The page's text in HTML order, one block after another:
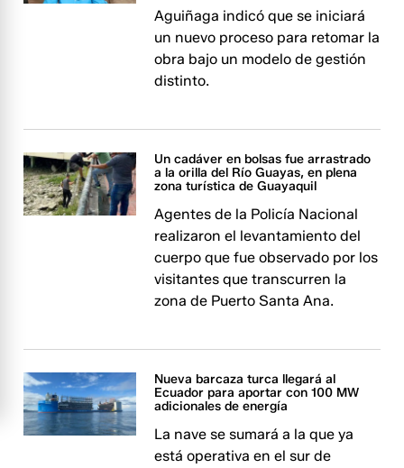
Aguiñaga indicó que se iniciará
un nuevo proceso para retomar la
obra bajo un modelo de gestión
distinto.
Un cadáver en bolsas fue arrastrado
a la orilla del Río Guayas, en plena
zona turística de Guayaquil
Agentes de la Policía Nacional
realizaron el levantamiento del
cuerpo que fue observado por los
visitantes que transcurren la
zona de Puerto Santa Ana.
Nueva barcaza turca llegará al
Ecuador para aportar con 100 MW
adicionales de energía
La nave se sumará a la que ya
está operativa en el sur de